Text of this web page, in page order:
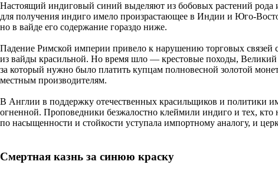
Настоящий индиговый синий выделяют из бобовых растений рода
для получения индиго имело произрастающее в Индии и Юго-
но в вайде его содержание гораздо ниже.
Падение Римской империи привело к нарушению торговых связей
из вайды красильной. Но время шло — крестовые походы,
за который нужно было платить купцам полновесной золотой
местным производителям.
В Англии в поддержку отечественных красильщиков и политики
огненной. Проповедники безжалостно клеймили индиго и тех,
по насыщенности и стойкости уступала импортному аналогу, и
Смертная казнь за синюю краску